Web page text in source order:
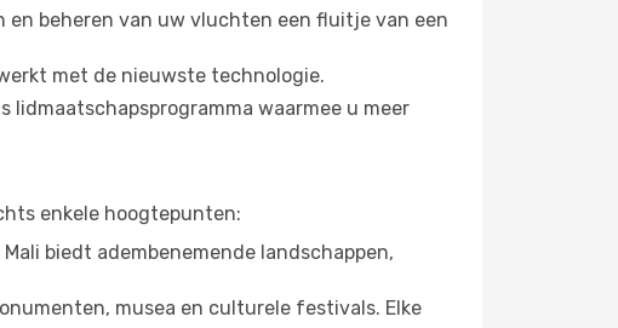
en beheren van uw vluchten een fluitje van een
met de nieuwste technologie.
lidmaatschapsprogramma waarmee u meer
enkele hoogtepunten:
biedt adembenemende landschappen,
musea en culturele festivals. Elke